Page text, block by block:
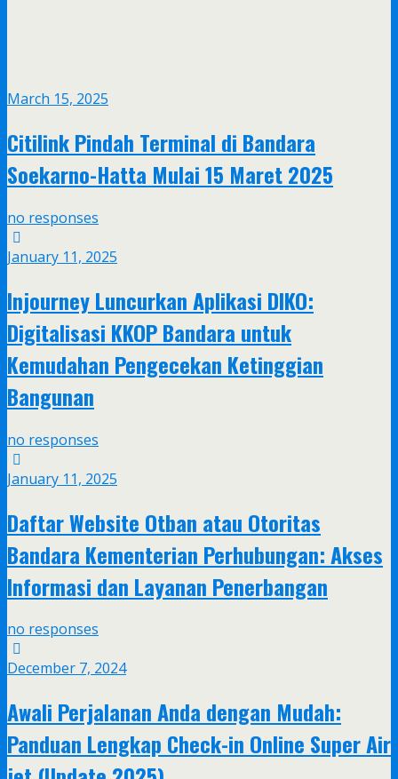
March 15, 2025
Citilink Pindah Terminal di Bandara
Soekarno-Hatta Mulai 15 Maret 2025
no responses
January 11, 2025
Injourney Luncurkan Aplikasi DIKO:
Digitalisasi KKOP Bandara untuk
Kemudahan Pengecekan Ketinggian
Bangunan
no responses
January 11, 2025
Daftar Website Otban atau Otoritas
Bandara Kementerian Perhubungan: Akses
Informasi dan Layanan Penerbangan
no responses
December 7, 2024
Awali Perjalanan Anda dengan Mudah:
Panduan Lengkap Check-in Online Super Air